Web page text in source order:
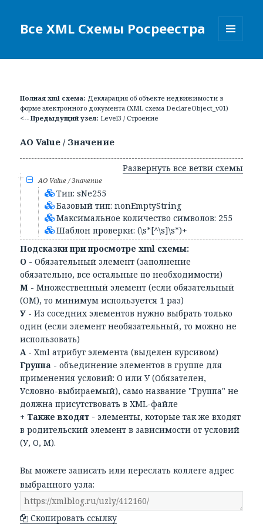
Все XML Схемы Росреестра
Полная xml схема: Декларация об объекте недвижимости в
форме электронного документа (XML схема DeclareObject_v01)
<-- Предыдущий узел: Level3 / Строение
АО Value / Значение
Развернуть все ветви схемы
АО Value / Значение
Тип: sNe255
Базовый тип: nonEmptyString
Максимальное количество символов: 255
Шаблон проверки: (\s*[^\s]\s*)+
Подсказки при просмотре xml схемы:
О - Обязательный элемент (заполнение
обязательно, все остальные по необходимости)
М - Множественный элемент (если обязательный
(ОМ), то минимум используется 1 раз)
У - Из соседних элементов нужно выбрать только
один (если элемент необязательный, то можно не
использовать)
А- Xml атрибут элемента (выделен курсивом)
Группа - объединение элементов в группе для
применения условий: О или У (Обязателен,
Условно-выбираемый), само название "Группа" не
должна присутствовать в XML-файле
+ Также входят - элементы, которые так же входят
в родительский элемент в зависимости от условий
(У, О, М).
Вы можете записать или переслать коллеге адрес
выбранного узла:
Скопировать ссылку